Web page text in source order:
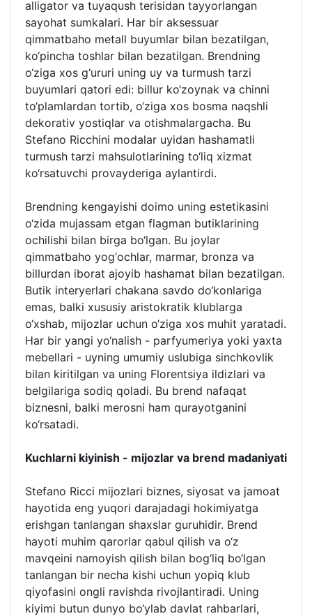
alligator va tuyaqush terisidan tayyorlangan
sayohat sumkalari. Har bir aksessuar
qimmatbaho metall buyumlar bilan bezatilgan,
ko‘pincha toshlar bilan bezatilgan. Brendning
o‘ziga xos g‘ururi uning uy va turmush tarzi
buyumlari qatori edi: billur ko‘zoynak va chinni
to‘plamlardan tortib, o‘ziga xos bosma naqshli
dekorativ yostiqlar va otishmalargacha. Bu
Stefano Ricchini modalar uyidan hashamatli
turmush tarzi mahsulotlarining to‘liq xizmat
ko‘rsatuvchi provayderiga aylantirdi.
Brendning kengayishi doimo uning estetikasini
o‘zida mujassam etgan flagman butiklarining
ochilishi bilan birga bo‘lgan. Bu joylar
qimmatbaho yog‘ochlar, marmar, bronza va
billurdan iborat ajoyib hashamat bilan bezatilgan.
Butik interyerlari chakana savdo do‘konlariga
emas, balki xususiy aristokratik klublarga
o‘xshab, mijozlar uchun o‘ziga xos muhit yaratadi.
Har bir yangi yo‘nalish - parfyumeriya yoki yaxta
mebellari - uyning umumiy uslubiga sinchkovlik
bilan kiritilgan va uning Florentsiya ildizlari va
belgilariga sodiq qoladi. Bu brend nafaqat
biznesni, balki merosni ham qurayotganini
ko‘rsatadi.
Kuchlarni kiyinish - mijozlar va brend madaniyati
Stefano Ricci mijozlari biznes, siyosat va jamoat
hayotida eng yuqori darajadagi hokimiyatga
erishgan tanlangan shaxslar guruhidir. Brend
hayoti muhim qarorlar qabul qilish va o‘z
mavqeini namoyish qilish bilan bog‘liq bo‘lgan
tanlangan bir necha kishi uchun yopiq klub
qiyofasini ongli ravishda rivojlantiradi. Uning
kiyimi butun dunyo bo‘ylab davlat rahbarlari,